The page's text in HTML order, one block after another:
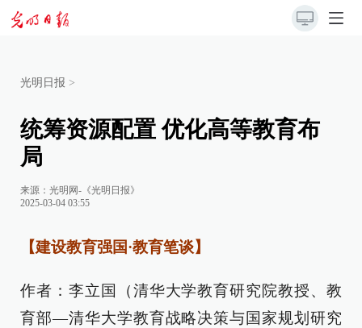
光明日报 >
统筹资源配置 优化高等教育布
局
来源： 光明网-《光明日报》
2025-03-04 03:55
【建设教育强国·教育笔谈】
作者：李立国（清华大学教育研究院教授、教
育部—清华大学教育战略决策与国家规划研究